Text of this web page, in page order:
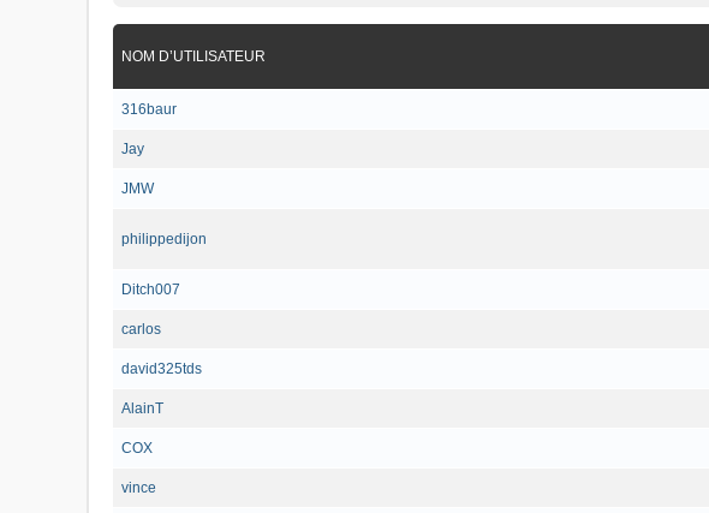
NOM D’UTILISATEUR
316baur
Jay
JMW
philippedijon
Ditch007
carlos
david325tds
AlainT
COX
vince